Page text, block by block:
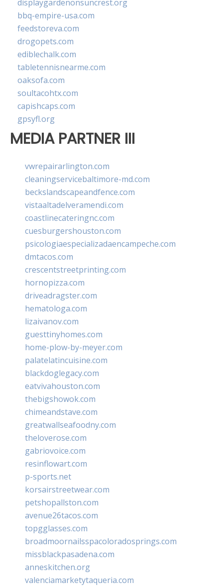
displaygardenonsuncrest.org
bbq-empire-usa.com
feedstoreva.com
drogopets.com
ediblechalk.com
tabletennisnearme.com
oaksofa.com
soultacohtx.com
capishcaps.com
gpsyfl.org
MEDIA PARTNER III
vwrepairarlington.com
cleaningservicebaltimore-md.com
beckslandscapeandfence.com
vistaaltadelveramendi.com
coastlinecateringnc.com
cuesburgershouston.com
psicologiaespecializadaencampeche.com
dmtacos.com
crescentstreetprinting.com
hornopizza.com
driveadragster.com
hematologa.com
lizaivanov.com
guesttinyhomes.com
home-plow-by-meyer.com
palatelatincuisine.com
blackdoglegacy.com
eatvivahouston.com
thebigshowok.com
chimeandstave.com
greatwallseafoodny.com
theloverose.com
gabriovoice.com
resinflowart.com
p-sports.net
korsairstreetwear.com
petshopallston.com
avenue26tacos.com
topgglasses.com
broadmoornailsspacoloradosprings.com
missblackpasadena.com
anneskitchen.org
valenciamarketytaqueria.com